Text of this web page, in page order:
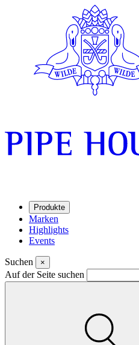
Produkte
Marken
Highlights
Events
Suchen ×
Auf der Seite suchen